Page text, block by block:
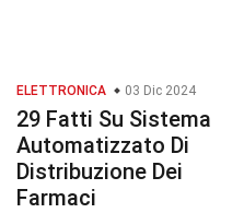
ELETTRONICA 03 Dic 2024
29 Fatti Su Sistema
Automatizzato Di
Distribuzione Dei
Farmaci